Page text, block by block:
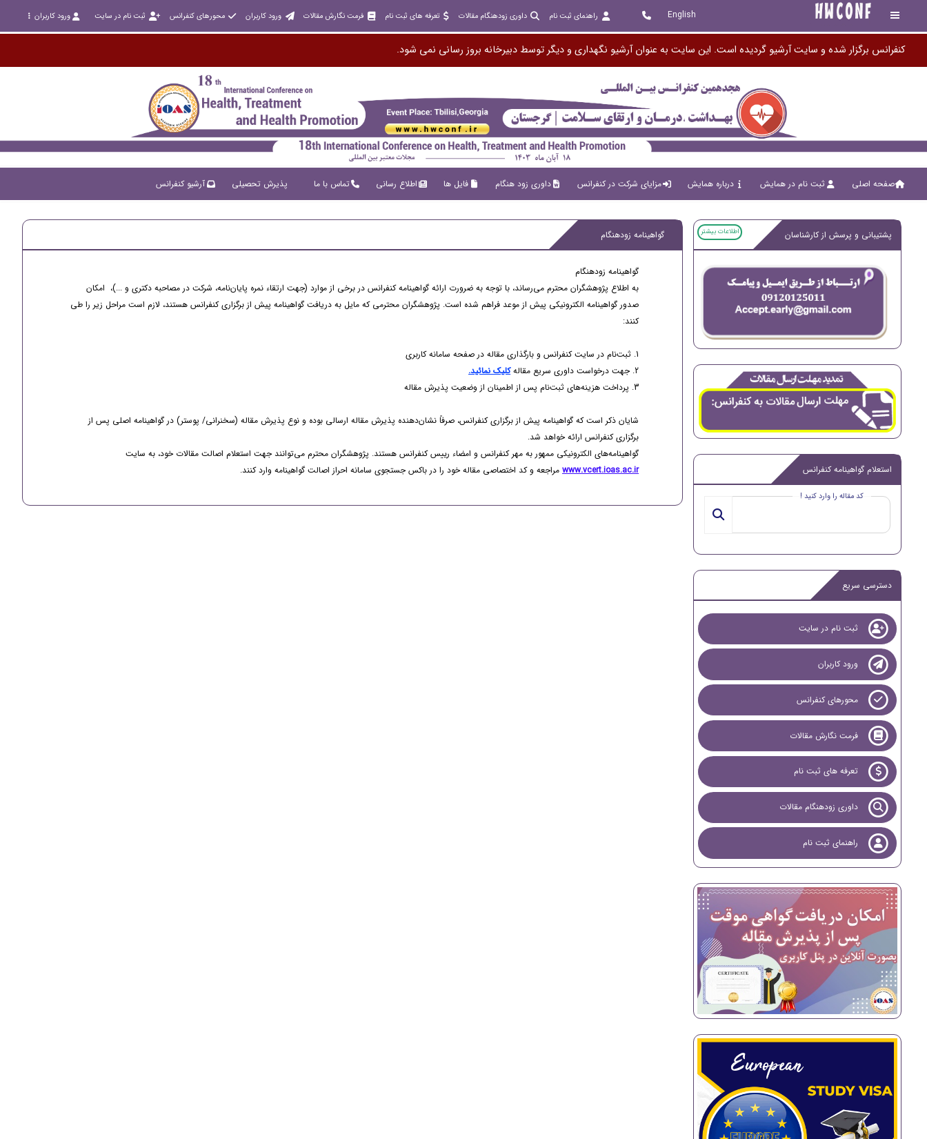
English راهنمای ثبت نام داوری زودهنگام مقالات تعرفه های ثبت نام فرمت نگارش مقالات ورود کاربران محورهای کنفرانس ثبت نام در سایت ورود کاربران
کنفرانس برگزار شده و سایت آرشیو گردیده است. این سایت به عنوان آرشیو نگهداری و دیگر توسط دبیرخانه بروز رسانی نمی شود.
صفحه اصلی ثبت نام در همایش درباره همایش مزایای شرکت در کنفرانس داوری زود هنگام فایل ها اطلاع رسانی تماس با ما پذیرش تحصیلی آرشیو کنفرانس
پشتیبانی و پرسش از کارشناسان اطلاعات بیشتر
استعلام گواهینامه کنفرانس
کد مقاله را وارد کنید !
دسترسی سریع
ثبت نام در سایت
ورود کاربران
محورهای کنفرانس
فرمت نگارش مقالات
تعرفه های ثبت نام
داوری زودهنگام مقالات
راهنمای ثبت نام
گواهینامه زودهنگام
گواهینامه زودهنگام
به اطلاع پژوهشگران محترم می‌رساند، با توجه به ضرورت ارائه گواهینامه کنفرانس در برخی از موارد (جهت ارتقاء نمره پایان‌نامه، شرکت در مصاحبه دکتری و ...)، امکان
صدور گواهینامه الکترونیکی پیش از موعد فراهم شده است. پژوهشگران محترمی که مایل به دریافت گواهینامه پیش از برگزاری کنفرانس هستند، لازم است مراحل زیر را طی
کنند:
1. ثبت‌نام در سایت کنفرانس و بارگذاری مقاله در صفحه سامانه کاربری
2. جهت درخواست داوری سریع مقاله
کلیک نمائید.
3. پرداخت هزینه‌های ثبت‌نام پس از اطمینان از وضعیت پذیرش مقاله
شایان ذکر است که گواهینامه پیش از برگزاری کنفرانس، صرفاً نشان‌دهنده پذیرش مقاله ارسالی بوده و نوع پذیرش مقاله (سخنرانی/ پوستر) در گواهینامه اصلی پس از
برگزاری کنفرانس ارائه خواهد شد.
گواهینامه‌های الکترونیکی ممهور به مهر کنفرانس و امضاء رییس کنفرانس هستند. پژوهشگران محترم می‌توانند جهت استعلام اصالت مقالات خود، به سایت
www.vcert.ioas.ac.irمراجعه و کد اختصاصی مقاله خود را در باکس جستجوی سامانه احراز اصالت گواهینامه وارد کنند.